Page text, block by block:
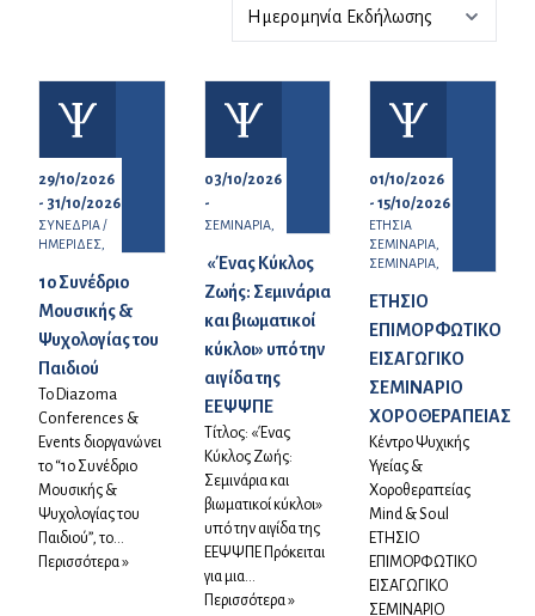
29/10/2026
- 31/10/2026
ΣΥΝΕΔΡΙΑ /
ΗΜΕΡΙΔΕΣ,
1ο Συνέδριο
Μουσικής &
Ψυχολογίας του
Παιδιού
Το Diazoma
Conferences &
Events διοργανώνει
το “1ο Συνέδριο
Μουσικής &
Ψυχολογίας του
Παιδιού”, το...
Περισσότερα »
03/10/2026
-
ΣΕΜΙΝΑΡΙΑ,
«Ένας Κύκλος
Ζωής: Σεμινάρια
και βιωματικοί
κύκλοι» υπό την
αιγίδα της
ΕΕΨΨΠΕ
Τίτλος: «Ένας
Κύκλος Ζωής:
Σεμινάρια και
βιωματικοί κύκλοι»
υπό την αιγίδα της
ΕΕΨΨΠΕ Πρόκειται
για μια...
Περισσότερα »
01/10/2026
- 15/10/2026
ΕΤΗΣΙΑ
ΣΕΜΙΝΑΡΙΑ,
ΣΕΜΙΝΑΡΙΑ,
ΕΤΗΣΙΟ
ΕΠΙΜΟΡΦΩΤΙΚΟ
ΕΙΣΑΓΩΓΙΚΟ
ΣΕΜΙΝΑΡΙΟ
ΧΟΡΟΘΕΡΑΠΕΙΑΣ
Κέντρο Ψυχικής
Υγείας &
Χοροθεραπείας
Mind & Soul
ΕΤΗΣΙΟ
ΕΠΙΜΟΡΦΩΤΙΚΟ
ΕΙΣΑΓΩΓΙΚΟ
ΣΕΜΙΝΑΡΙΟ